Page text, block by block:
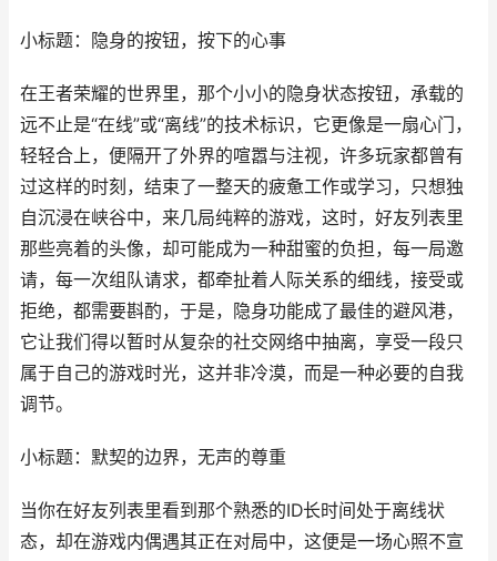
小标题：隐身的按钮，按下的心事
在王者荣耀的世界里，那个小小的隐身状态按钮，承载的
远不止是“在线”或“离线”的技术标识，它更像是一扇心门，
轻轻合上，便隔开了外界的喧嚣与注视，许多玩家都曾有
过这样的时刻，结束了一整天的疲惫工作或学习，只想独
自沉浸在峡谷中，来几局纯粹的游戏，这时，好友列表里
那些亮着的头像，却可能成为一种甜蜜的负担，每一局邀
请，每一次组队请求，都牵扯着人际关系的细线，接受或
拒绝，都需要斟酌，于是，隐身功能成了最佳的避风港，
它让我们得以暂时从复杂的社交网络中抽离，享受一段只
属于自己的游戏时光，这并非冷漠，而是一种必要的自我
调节。
小标题：默契的边界，无声的尊重
当你在好友列表里看到那个熟悉的ID长时间处于离线状
态，却在游戏内偶遇其正在对局中，这便是一场心照不宣